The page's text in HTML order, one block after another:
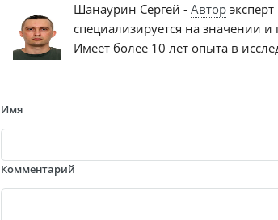
Шанаурин Сергей - Автор
специализируется на значении
Имеет более 10 лет опыта в
Имя
Комментарий